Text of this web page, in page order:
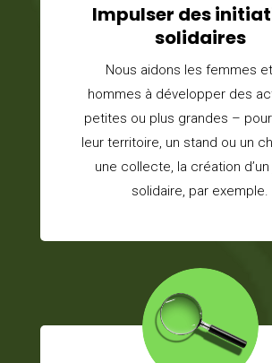
Impulser des
solidaires
Nous aidons les femmes
hommes à développer des
petites ou plus grandes –
leur territoire, un stand ou un
une collecte, la création d’un
solidaire, par exemple.